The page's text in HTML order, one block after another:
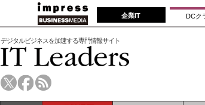
企業IT DCク
デジタルビジネスを加速する専門情報サイト